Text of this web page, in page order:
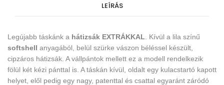
LEÍRÁS
Legújabb táskánk a hátizsák EXTRÁKKAL . Kívül a lila színű
softshell anyagából , belül szürke vászon béléssel készült,
cipzáros hátizsák. A vállpántok mellett ez a modell rendelkezik
fölül két kézi pánttal is. A táskán kívül, oldalt egy kulacstartó kapott
helyet, elől pedig egy nagy, patenttal és csattal egyaránt záródó